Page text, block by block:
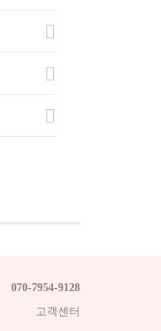
070-7954-9128
고객센터